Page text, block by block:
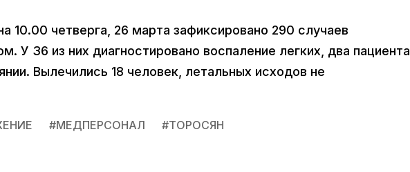
10.00 четверга, 26 марта зафиксировано 290 случаев
У 36 из них диагностировано воспаление легких, два пациента
Вылечились 18 человек, летальных исходов не
#МЕДПЕРСОНАЛ #ТОРОСЯН